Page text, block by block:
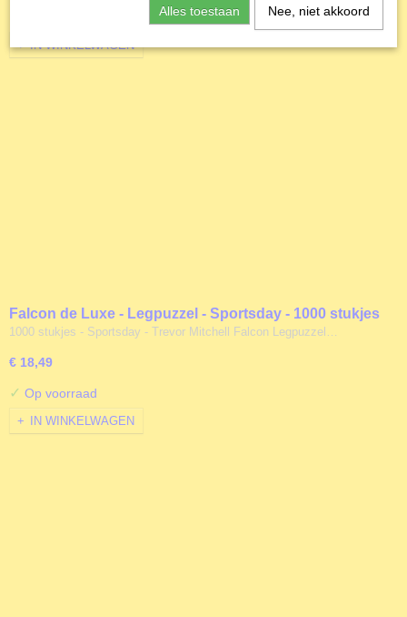
IN WINKELWAGEN
Falcon de Luxe - Legpuzzel - Sportsday - 1000 stukjes
1000 stukjes - Sportsday - Trevor Mitchell Falcon Legpuzzel…
€ 18,49
✓ Op voorraad
IN WINKELWAGEN
Alles toestaan Nee, niet akkoord